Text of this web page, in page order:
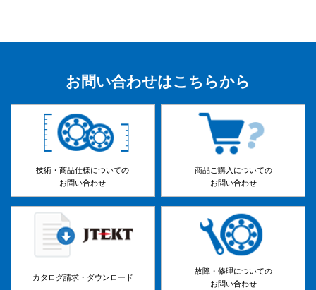
お問い合わせはこちらから
技術・商品仕様についての
お問い合わせ
商品ご購入についての
お問い合わせ
カタログ請求・ダウンロード
故障・修理についての
お問い合わせ